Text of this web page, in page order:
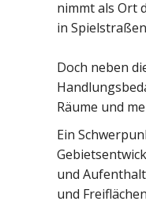
nimmt als Ort
in
Doch neben
Räume und
Ein
und
und